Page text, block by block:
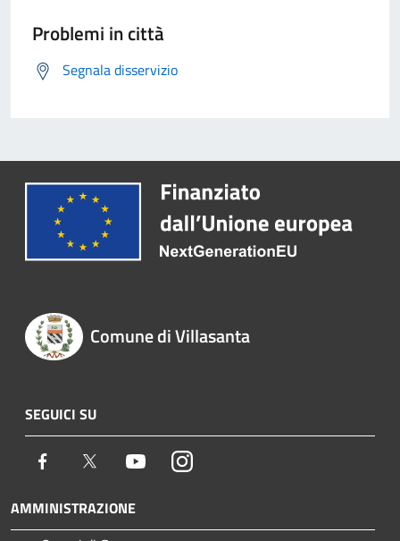
Problemi in città
Segnala disservizio
Comune di Villasanta
SEGUICI SU
Facebook Twitter YoutubeInstagram
AMMINISTRAZIONE